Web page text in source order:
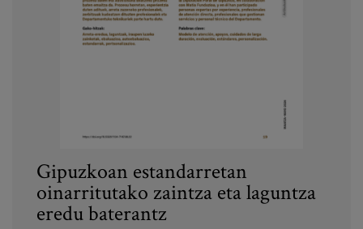
Gipuzkoan estandarretan
oinarritutako zaintza eta laguntza
eredu baterantz